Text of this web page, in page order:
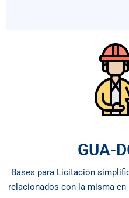
GUA-
Bases para Licitación
relacionados con la misma